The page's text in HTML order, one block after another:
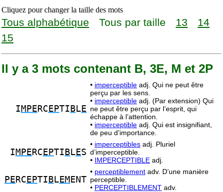
Cliquez pour changer la taille des mots
Tous alphabétique Tous par taille 13
14
15
Il y a 3 mots contenant B, 3E, M et 2P
I MPE RC EPTI B L E
• imperceptible adj. Qui ne peut être
perçu par les sens.
• imperceptible adj. (Par extension) Qui
ne peut être perçu par l’esprit, qui
échappe à l’attention.
• imperceptible adj. Qui est insignifiant,
de peu d’importance.
I MPE RC EPTI B L ES
• imperceptibles adj. Pluriel
d’imperceptible.
• IMPERCEPTIBLE adj.
PE RC EPTI B L EM ENT
• perceptiblement adv. D’une manière
perceptible.
• PERCEPTIBLEMENT adv.